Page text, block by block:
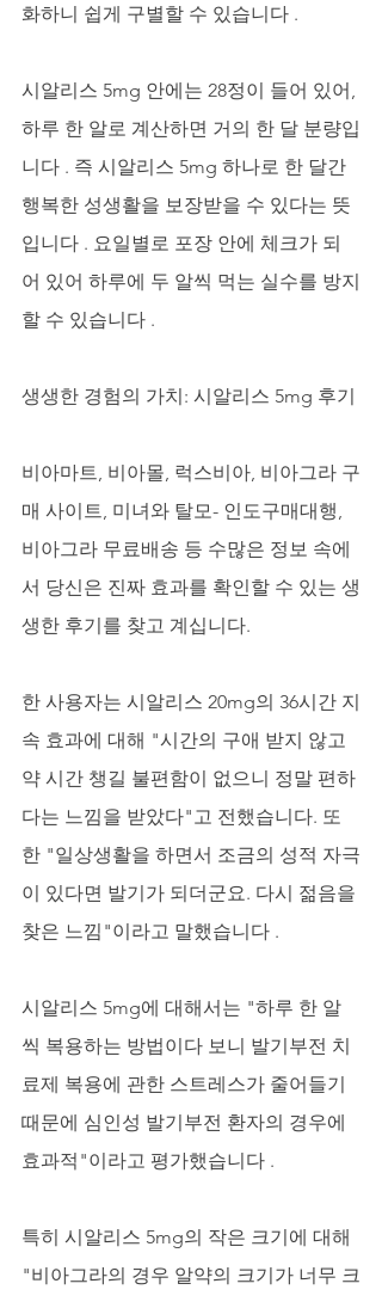
화하니 쉽게 구별할 수 있습니다 .
시알리스 5mg 안에는 28정이 들어 있어,
하루 한 알로 계산하면 거의 한 달 분량입
니다 . 즉 시알리스 5mg 하나로 한 달간
행복한 성생활을 보장받을 수 있다는 뜻
입니다 . 요일별로 포장 안에 체크가 되
어 있어 하루에 두 알씩 먹는 실수를 방지
할 수 있습니다 .
생생한 경험의 가치: 시알리스 5mg 후기
비아마트, 비아몰, 럭스비아, 비아그라 구
매 사이트, 미녀와 탈모- 인도구매대행,
비아그라 무료배송 등 수많은 정보 속에
서 당신은 진짜 효과를 확인할 수 있는 생
생한 후기를 찾고 계십니다.
한 사용자는 시알리스 20mg의 36시간 지
속 효과에 대해 "시간의 구애 받지 않고
약 시간 챙길 불편함이 없으니 정말 편하
다는 느낌을 받았다"고 전했습니다. 또
한 "일상생활을 하면서 조금의 성적 자극
이 있다면 발기가 되더군요. 다시 젊음을
찾은 느낌"이라고 말했습니다 .
시알리스 5mg에 대해서는 "하루 한 알
씩 복용하는 방법이다 보니 발기부전 치
료제 복용에 관한 스트레스가 줄어들기
때문에 심인성 발기부전 환자의 경우에
효과적"이라고 평가했습니다 .
특히 시알리스 5mg의 작은 크기에 대해
"비아그라의 경우 알약의 크기가 너무 크